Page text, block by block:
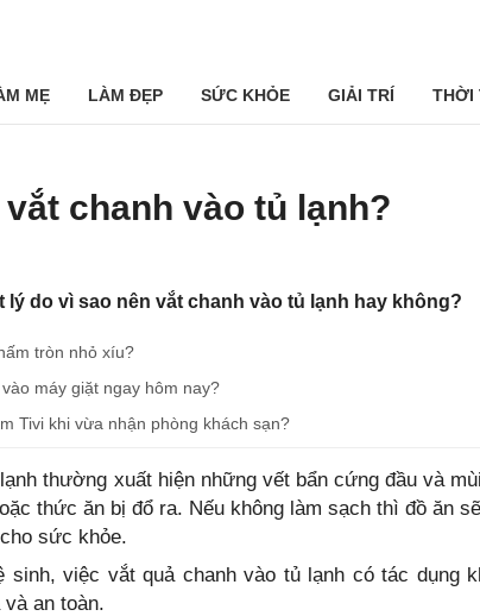
MẸ LÀM ĐẸP SỨC KHỎE GIẢI TRÍ THỜI
chanh vào tủ lạnh?
lý do vì sao nên vắt chanh vào tủ lạnh hay không?
tròn nhỏ xíu?
máy giặt ngay hôm nay?
Tivi khi vừa nhận phòng khách sạn?
thường xuất hiện những vết bẩn cứng đầu và
thức ăn bị đổ ra. Nếu không làm sạch thì đồ ăn
sức khỏe.
sinh, việc vắt quả chanh vào tủ lạnh có tác dụng
và an toàn.